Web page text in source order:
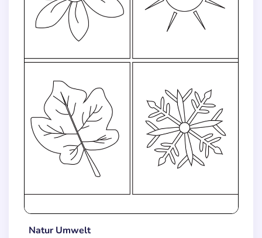
Natur Umwelt